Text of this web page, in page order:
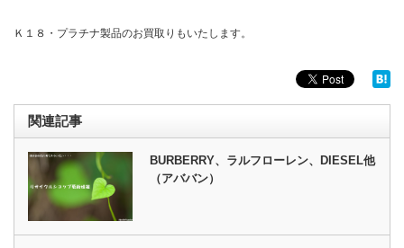
Ｋ１８・プラチナ製品のお買取りもいたします。
関連記事
BURBERRY、ラルフローレン、DIESEL他
（アババン）